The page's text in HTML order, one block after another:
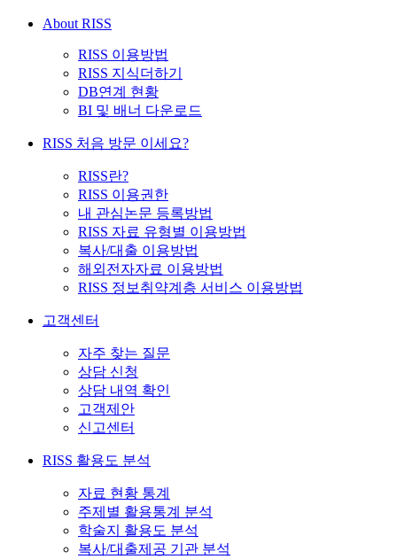
About RISS
RISS 이용방법
RISS 지식더하기
DB연계 현황
BI 및 배너 다운로드
RISS 처음 방문 이세요?
RISS란?
RISS 이용권한
내 관심논문 등록방법
RISS 자료 유형별 이용방법
복사/대출 이용방법
해외전자자료 이용방법
RISS 정보취약계층 서비스 이용방법
고객센터
자주 찾는 질문
상담 신청
상담 내역 확인
고객제안
신고센터
RISS 활용도 분석
자료 현황 통계
주제별 활용통계 분석
학술지 활용도 분석
복사/대출제공 기관 분석